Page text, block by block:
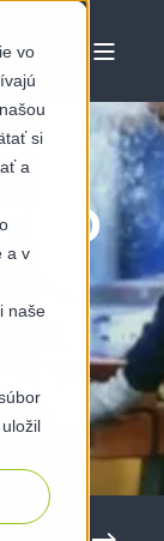
vo
si
a
a v
naše